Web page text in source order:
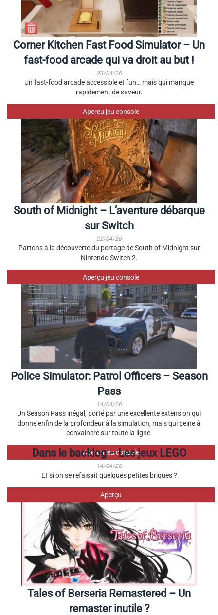
Corner Kitchen Fast Food Simulator – Un
fast-food arcade qui va droit au but !
23/04/26
Un fast-food arcade accessible et fun… mais qui manque
rapidement de saveur.
Aperçu jeu console
South of Midnight – L’aventure débarque
sur Switch
22/04/26
Partons à la découverte du portage de South of Midnight sur
Nintendo Switch 2.
Aperçu jeu console
Police Simulator: Patrol Officers – Season
Pass
14/04/26
Un Season Pass inégal, porté par une excellente extension qui
donne enfin de la profondeur à la simulation, mais qui peine à
convaincre sur toute la ligne.
Aperçu jeu console
Dans le backlog – Les jeux LEGO
14/04/26
Et si on se refaisait quelques petites briques ?
Aperçu
Tales of Berseria Remastered – Un
remaster inutile ?